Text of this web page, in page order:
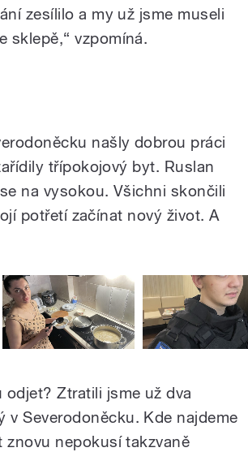
zesílilo a my už jsme museli
sklepě,“ vzpomíná.
našly dobrou práci
třípokojový byt. Ruslan
na vysokou. Všichni skončili
potřetí začínat nový život. A
odjet? Ztratili jsme už dva
v Severodoněcku. Kde najdeme
nepokusí takzvaně